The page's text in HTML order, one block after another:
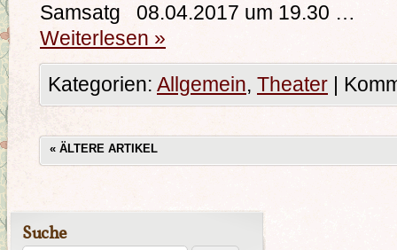
Samsatg 08.04.2017 um 19.30 …
Weiterlesen »
Kategorien: Allgemein, Theater |
« ÄLTERE ARTIKEL
Suche